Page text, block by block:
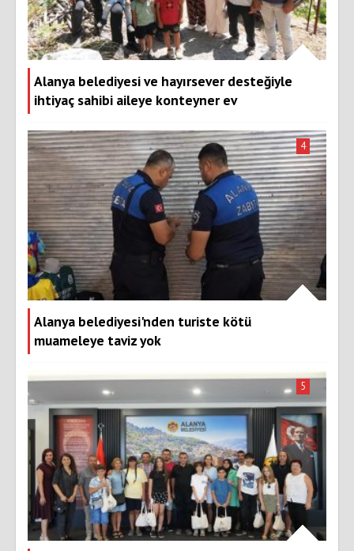
Alanya belediyesi ve hayırsever desteğiyle
ihtiyaç sahibi aileye konteyner ev
Alanya belediyesi'nden turiste kötü
muameleye taviz yok
4
5